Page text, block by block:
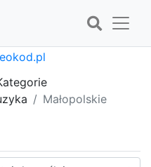
Małopolskie